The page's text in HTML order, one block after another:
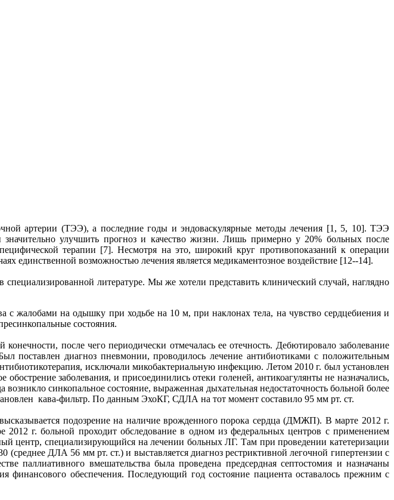
артерии (ТЭЭ), а последние годы и эндоваскулярные методы лечения [1, 5, 10]. ТЭЭ
улучшить прогноз и качество жизни. Лишь примерно у 20% больных после
терапии [7]. Несмотря на это, широкий круг противопоказаний к операции
единственной возможностью лечения является медикаментозное воздействие [12--14].
литературе. Мы же хотели представить клинический случай, наглядно
жалобами на одышку при ходьбе на 10 м, при наклонах тела, на чувство сердцебиения и
состояния.
после чего периодически отмечалась ее отечность. Дебютировало заболевание
поставлен диагноз пневмонии, проводилось лечение антибиотиками с положительным
исключали микобактериальную инфекцию. Летом 2010 г. был установлен
заболевания, и присоединились отеки голеней, антикоагулянты не назначались,
синкопальное состояние, выраженная дыхательная недостаточность больной более
кава-фильтр. По данным ЭхоКГ, СДЛА на тот момент составило 95 мм рт. ст.
подозрение на наличие врожденного порока сердца (ДМЖП). В марте 2012 г.
г. больной проходит обследование в одном из федеральных центров с применением
центр, специализирующийся на лечении больных ЛГ. Там при проведении катетеризации
ДЛА 56 мм рт. ст.) и выставляется диагноз рестриктивной легочной гипертензии с
паллиативного вмешательства была проведена предсердная септостомия и назначаны
финансового обеспечения. Последующий год состояние пациента оставалось прежним с